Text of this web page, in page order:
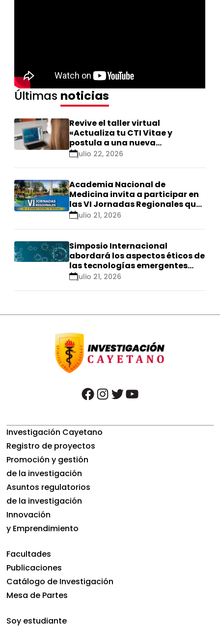
Últimas noticias
Revive el taller virtual
«Actualiza tu CTI Vitae y
postula a una nueva
calificación Renacyt»
julio 22, 2026
Academia Nacional de
Medicina invita a participar en
las VI Jornadas Regionales que
se realizarán en Ica
julio 21, 2026
Simposio Internacional
abordará los aspectos éticos de
las tecnologías emergentes
para el control de
julio 21, 2026
facebook instagram twitter youtube
Investigación Cayetano
Registro de proyectos
Promoción y gestión
de la investigación
Asuntos regulatorios
de la investigación
Innovación
y Emprendimiento
Facultades
Publicaciones
Catálogo de Investigación
Mesa de Partes
Soy estudiante